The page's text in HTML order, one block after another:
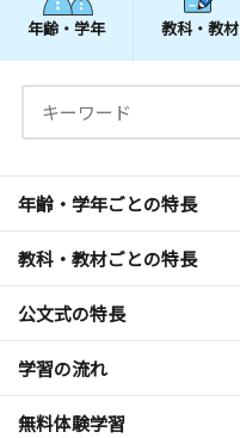
年齢・学年 教科・教材
年齢・学年ごとの特長
教科・教材ごとの特長
公文式の特長
学習の流れ
無料体験学習